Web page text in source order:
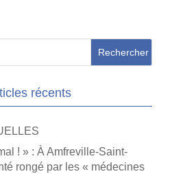
récents
! » : À Amfreville-Saint-
rongé par les « médecines